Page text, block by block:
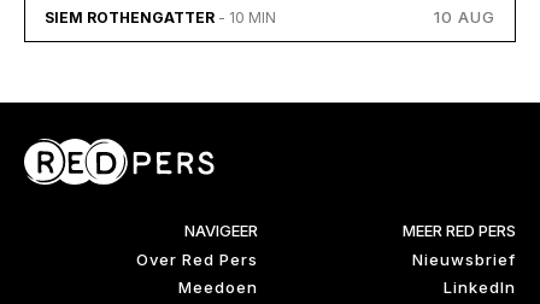
SIEM ROTHENGATTER - 10 MIN 10 AUG
NAVIGEER
Over Red Pers
Meedoen
MEER RED PERS
Nieuwsbrief
LinkedIn